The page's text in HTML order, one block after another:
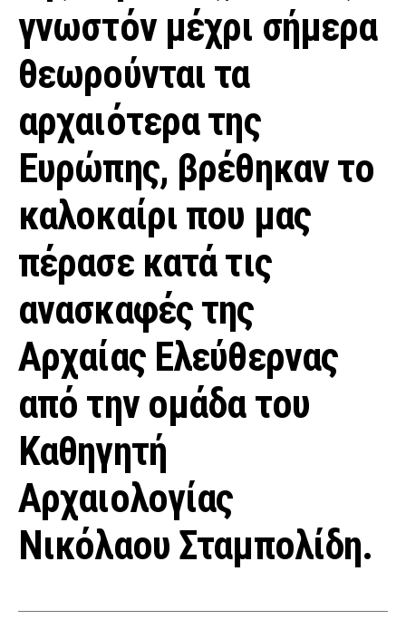
γνωστόν μέχρι σήμερα
θεωρούνται τα
αρχαιότερα της
Ευρώπης, βρέθηκαν το
καλοκαίρι που μας
πέρασε κατά τις
ανασκαφές της
Αρχαίας Ελεύθερνας
από την ομάδα του
Καθηγητή
Αρχαιολογίας
Νικόλαου Σταμπολίδη.